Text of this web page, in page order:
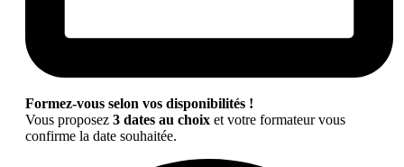
Formez-vous selon vos disponibilités !
Vous proposez 3 dates au choix et votre formateur vous
confirme la date souhaitée.